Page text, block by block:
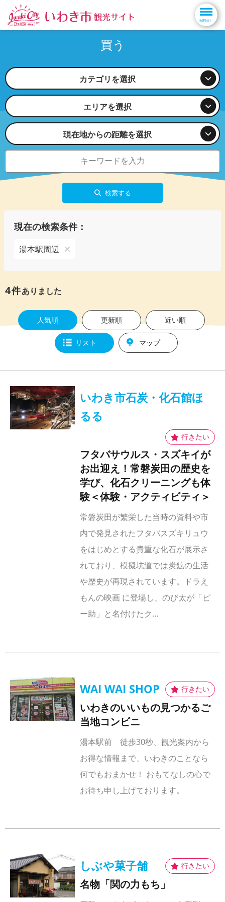
買う
カテゴリを選択
エリアを選択
現在地からの距離を選択
検索する
現在の検索条件：
湯本駅周辺
4件ありました
人気順 更新順 近い順
リスト マップ
いわき市石炭・化石館ほ
るる
フタバサウルス・スズキイが
お出迎え！常磐炭田の歴史を
学び、化石クリーニングも体
験＜体験・アクティビティ＞
常磐炭田が繁栄した当時の資料や市
内で発見されたフタバスズキリュウ
をはじめとする貴重な化石が展示さ
れており、模擬坑道では炭鉱の生活
や歴史が再現されています。ドラえ
もんの映画 に登場し、のび太が「ピ
ー助」と名付けたク…
WAI WAI SHOP
いわきのいいもの見つかるご
当地コンビニ
湯本駅前 徒歩30秒、観光案内から
お得な情報まで、いわきのことなら
何でもおまかせ！ おもてなしの心で
お待ち申し上げております。
しぶや菓子舗
名物「関の力もち」